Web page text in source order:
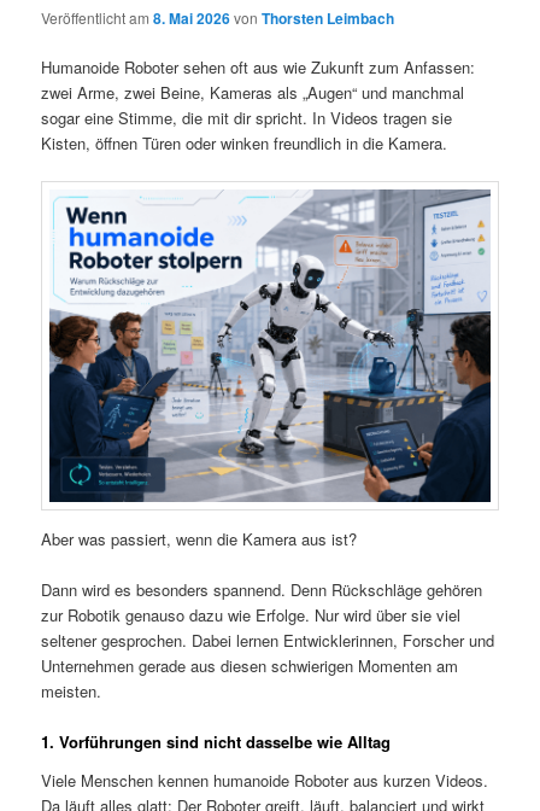
Veröffentlicht am8. Mai 2026vonThorsten Leimbach
Humanoide Roboter sehen oft aus wie Zukunft zum Anfassen:
zwei Arme, zwei Beine, Kameras als „Augen“ und manchmal
sogar eine Stimme, die mit dir spricht. In Videos tragen sie
Kisten, öffnen Türen oder winken freundlich in die Kamera.
Aber was passiert, wenn die Kamera aus ist?
Dann wird es besonders spannend. Denn Rückschläge gehören
zur Robotik genauso dazu wie Erfolge. Nur wird über sie viel
seltener gesprochen. Dabei lernen Entwicklerinnen, Forscher und
Unternehmen gerade aus diesen schwierigen Momenten am
meisten.
1. Vorführungen sind nicht dasselbe wie Alltag
Viele Menschen kennen humanoide Roboter aus kurzen Videos.
Da läuft alles glatt: Der Roboter greift, läuft, balanciert und wirkt